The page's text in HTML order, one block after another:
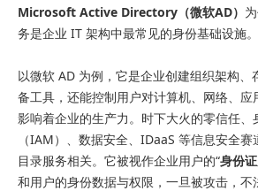
Microsoft Active Directory（微软AD）
务是企业 IT 架构中最常见的身份基础设施。
以微软 AD 为例，它是企业创建组织架构、
备工具，还能控制用户对计算机、网络、应
影响着企业的生产力。时下大火的零信任、
（IAM）、数据安全、IDaaS 等信息安全
目录服务相关。它被视作企业用户的“身份
和用户的身份数据与权限，一旦被攻击，不